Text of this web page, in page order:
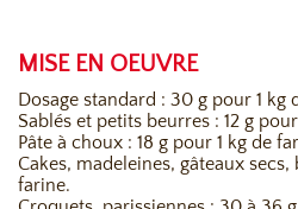
MISE EN OEUVRE
Dosage standard : 30 g pour 1 kg
Sablés et petits beurres : 12 g
Pâte à choux : 18 g pour 1 kg de
Cakes, madeleines, gâteaux
farine.